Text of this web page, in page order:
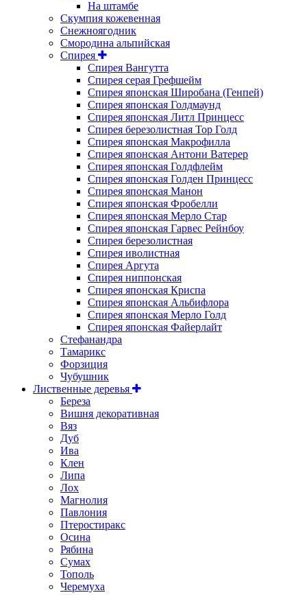
На штамбе
Скумпия кожевенная
Снежноягодник
Смородина альпийская
Спирея
Спирея Вангутта
Спирея серая Грефшейм
Спирея японская Широбана (Генпей)
Спирея японская Голдмаунд
Спирея японская Литл Принцесс
Спирея березолистная Тор Голд
Спирея японская Макрофилла
Спирея японская Антони Ватерер
Спирея японская Голдфлейм
Спирея японская Голден Принцесс
Спирея японская Манон
Спирея японская Фробелли
Спирея японская Мерло Стар
Спирея японская Гарвес Рейнбоу
Спирея березолистная
Спирея иволистная
Спирея Аргута
Спирея ниппонская
Спирея японская Криспа
Спирея японская Альбифлора
Спирея японская Мерло Голд
Спирея японская Файерлайт
Стефанандра
Тамарикс
Форзиция
Чубушник
Лиственные деревья
Береза
Вишня декоративная
Вяз
Дуб
Ива
Клен
Липа
Лох
Магнолия
Павлония
Птеростиракс
Осина
Рябина
Сумах
Тополь
Черемуха